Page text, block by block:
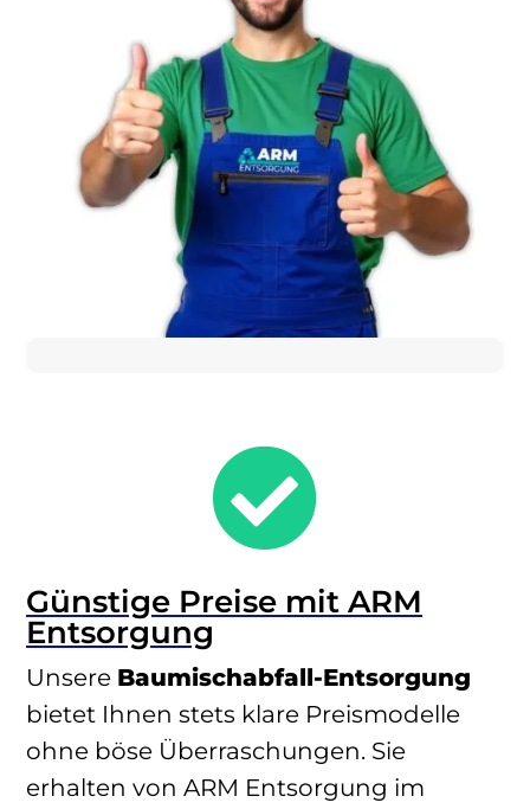

Günstige Preise mit ARM
Entsorgung
Unsere Baumischabfall-Entsorgung
bietet Ihnen stets klare Preismodelle
ohne böse Überraschungen. Sie
erhalten von ARM Entsorgung im